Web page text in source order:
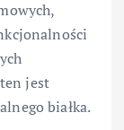
jest
białka.